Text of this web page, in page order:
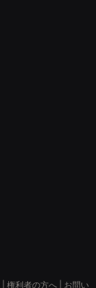
権利者の方へ| お問い